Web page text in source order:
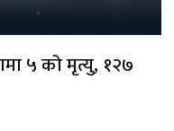
५ को मृत्यु, १२७